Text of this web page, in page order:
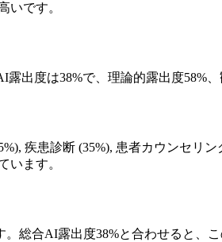
いです。
出度は38%で、理論的露出度58%
疾患診断 (35%), 患者カウンセリ
います。
総合AI露出度38%と合わせると